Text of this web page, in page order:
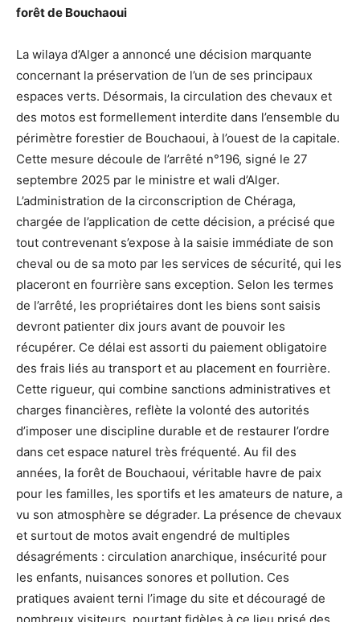
forêt de Bouchaoui
La wilaya d’Alger a annoncé une décision marquante
concernant la préservation de l’un de ses principaux
espaces verts. Désormais, la circulation des chevaux et
des motos est formellement interdite dans l’ensemble du
périmètre forestier de Bouchaoui, à l’ouest de la capitale.
Cette mesure découle de l’arrêté n°196, signé le 27
septembre 2025 par le ministre et wali d’Alger.
L’administration de la circonscription de Chéraga,
chargée de l’application de cette décision, a précisé que
tout contrevenant s’expose à la saisie immédiate de son
cheval ou de sa moto par les services de sécurité, qui les
placeront en fourrière sans exception. Selon les termes
de l’arrêté, les propriétaires dont les biens sont saisis
devront patienter dix jours avant de pouvoir les
récupérer. Ce délai est assorti du paiement obligatoire
des frais liés au transport et au placement en fourrière.
Cette rigueur, qui combine sanctions administratives et
charges financières, reflète la volonté des autorités
d’imposer une discipline durable et de restaurer l’ordre
dans cet espace naturel très fréquenté. Au fil des
années, la forêt de Bouchaoui, véritable havre de paix
pour les familles, les sportifs et les amateurs de nature, a
vu son atmosphère se dégrader. La présence de chevaux
et surtout de motos avait engendré de multiples
désagréments : circulation anarchique, insécurité pour
les enfants, nuisances sonores et pollution. Ces
pratiques avaient terni l’image du site et découragé de